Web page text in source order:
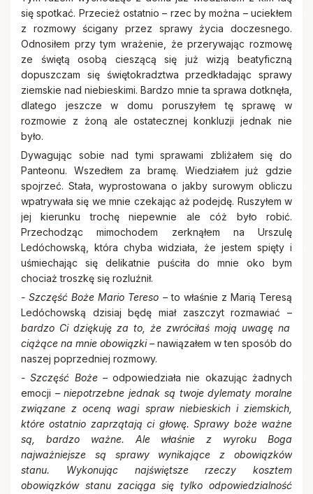
Cmentarze
Remont
Stowarzyszenie Rodzin Katolickich
Stowarzyszenie krzewienia kultu Św.
Stanisława BM
Zakon Rycerzy Kolumba
się spotkać. Przecież ostatnio – rzec by można – uciekłem
z rozmowy ścigany przez sprawy życia doczesnego.
Odnosiłem przy tym wrażenie, że przerywając rozmowę
ze świętą osobą cieszącą się już wizją beatyficzną
dopuszczam się świętokradztwa przedkładając sprawy
ziemskie nad niebieskimi. Bardzo mnie ta sprawa dotknęła,
dlatego jeszcze w domu poruszyłem tę sprawę w
rozmowie z żoną ale ostatecznej konkluzji jednak nie
było.
Dywagując sobie nad tymi sprawami zbliżałem się do
Panteonu. Wszedłem za bramę. Wiedziałem już gdzie
spojrzeć. Stała, wyprostowana o jakby surowym obliczu
wpatrywała się we mnie czekając aż podejdę. Ruszyłem w
jej kierunku trochę niepewnie ale cóż było robić.
Przechodząc mimochodem zerknąłem na Urszulę
Ledóchowską, która chyba widziała, że jestem spięty i
uśmiechając się delikatnie puściła do mnie oko bym
chociaż troszkę się rozluźnił.
- Szczęść Boże Mario Tereso –to właśnie z Marią Teresą
Ledóchowską dzisiaj będę miał zaszczyt rozmawiać –
bardzo Ci dziękuję za to, że zwróciłaś moją uwagę na
ciążące na mnie obowiązki – nawiązałem w ten sposób do
naszej poprzedniej rozmowy.
- Szczęść Boże –odpowiedziała nie okazując żadnych
emocji – niepotrzebne jednak są twoje dylematy moralne
związane z oceną wagi spraw niebieskich i ziemskich,
które ostatnio zaprzątają ci głowę. Sprawy boże ważne
są, bardzo ważne. Ale właśnie z wyroku Boga
najważniejsze są sprawy wynikające z obowiązków
stanu. Wykonując najświętsze rzeczy kosztem
obowiązków stanu zaciąga się tylko odpowiedzialność